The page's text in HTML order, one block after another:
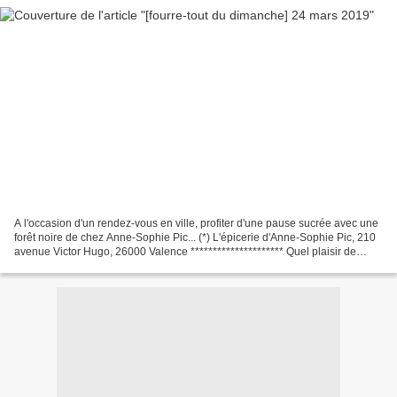
A l'occasion d'un rendez-vous en ville, profiter d'une pause sucrée avec une
forêt noire de chez Anne-Sophie Pic... (*) L'épicerie d'Anne-Sophie Pic, 210
avenue Victor Hugo, 26000 Valence ********************* Quel plaisir de